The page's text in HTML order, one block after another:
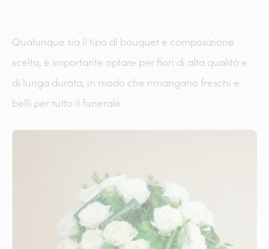
Qualunque sia il tipo di bouquet e composizione
scelta, è importante optare per fiori di alta qualità e
di lunga durata, in modo che rimangano freschi e
belli per tutto il funerale